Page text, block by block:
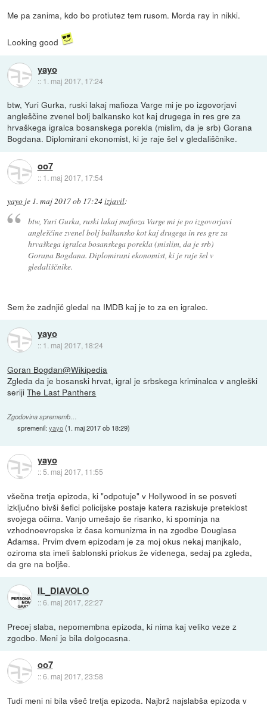
Me pa zanima, kdo bo protiutez tem rusom. Morda ray in nikki.
Looking good
yayo
:: 1. maj 2017, 17:24
btw, Yuri Gurka, ruski lakaj mafioza Varge mi je po izgovorjavi
angleščine zvenel bolj balkansko kot kaj drugega in res gre za
hrvaškega igralca bosanskega porekla (mislim, da je srb) Gorana
Bogdana. Diplomirani ekonomist, ki je raje šel v gledališčnike.
oo7
:: 1. maj 2017, 17:54
yayo je 1. maj 2017 ob 17:24izjavil:
btw, Yuri Gurka, ruski lakaj mafioza Varge mi je po izgovorjavi
angleščine zvenel bolj balkansko kot kaj drugega in res gre za
hrvaškega igralca bosanskega porekla (mislim, da je srb)
Gorana Bogdana. Diplomirani ekonomist, ki je raje šel v
gledališčnike.
Sem že zadnjič gledal na IMDB kaj je to za en igralec.
yayo
:: 1. maj 2017, 18:24
Goran Bogdan@Wikipedia
Zgleda da je bosanski hrvat, igral je srbskega kriminalca v angleški
serijiThe Last Panthers
Zgodovina sprememb…
spremenil:yayo(1. maj 2017 ob 18:29)
yayo
::5. maj 2017, 11:55
všečna tretja epizoda, ki "odpotuje" v Hollywood in se posveti
izključno bivši šefici policijske postaje katera raziskuje preteklost
svojega očima. Vanjo umešajo še risanko, ki spominja na
vzhodnoevropske iz časa komunizma in na zgodbe Douglasa
Adamsa. Prvim dvem epizodam je za moj okus nekaj manjkalo,
oziroma sta imeli šablonski priokus že videnega, sedaj pa zgleda,
da gre na boljše.
IL_DIAVOLO
::6. maj 2017, 22:27
Precej slaba, nepomembna epizoda, ki nima kaj veliko veze z
zgodbo. Meni je bila dolgocasna.
oo7
::6. maj 2017, 23:58
Tudi meni ni bila všeč tretja epizoda. Najbrž najslabša epizoda v